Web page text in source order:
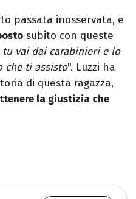
passata inosservata, e
subito con queste
tu vai dai carabinieri e lo
che ti assisto". Luzzi ha
di questa ragazza,
la giustizia che